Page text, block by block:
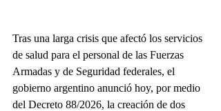
Tras una larga crisis que afectó los servicios
de salud para el personal de las Fuerzas
Armadas y de Seguridad federales, el
gobierno argentino anunció hoy, por medio
del Decreto 88/2026, la creación de dos